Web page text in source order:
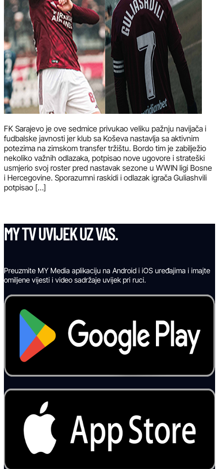
FK Sarajevo je ove sedmice privukao veliku pažnju navijača i
fudbalske javnosti jer klub sa Koševa nastavlja sa aktivnim
potezima na zimskom transfer tržištu. Bordo tim je zabilježio
nekoliko važnih odlazaka, potpisao nove ugovore i strateški
usmjerio svoj roster pred nastavak sezone u WWIN ligi Bosne
i Hercegovine. Sporazumni raskidi i odlazak igrača Guliashvili
potpisao […]
MY TV UVIJEK UZ VAS.
Preuzmite MY Media aplikaciju na Android i iOS uređajima i imajte
omiljene vijesti i video sadržaje uvijek pri ruci.